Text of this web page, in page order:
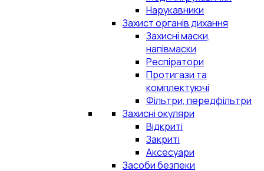
Нарукавники
Захист органів дихання
Захисні маски,
напівмаски
Респіратори
Протигази та
комплектуючі
Фільтри, передфільтри
Захисні окуляри
Відкриті
Закриті
Аксесуари
Засоби безпеки